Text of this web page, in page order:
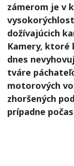
zámerom je v
dožívajúcich
Kamery, ktoré
dnes
tváre
motorových
zhoršených
prípadne